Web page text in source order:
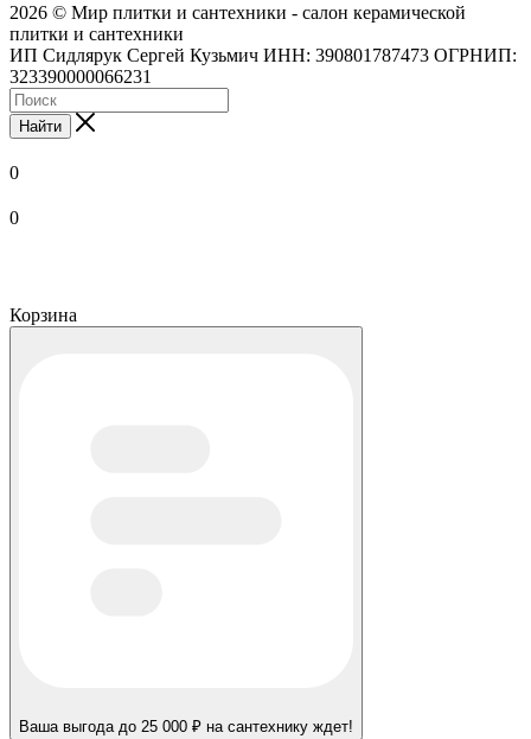
2026 © Мир плитки и сантехники - салон керамической
плитки и сантехники
ИП Сидлярук Сергей Кузьмич ИНН: 390801787473 ОГРНИП:
323390000066231
Найти
0
0
Корзина
Ваша выгода до 25 000 ₽ на сантехнику ждет!